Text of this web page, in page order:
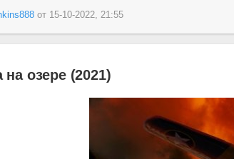
от 15-10-2022, 21:55
на озере (2021)